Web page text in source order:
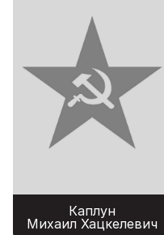
Каплун
Михаил Хацкелевич